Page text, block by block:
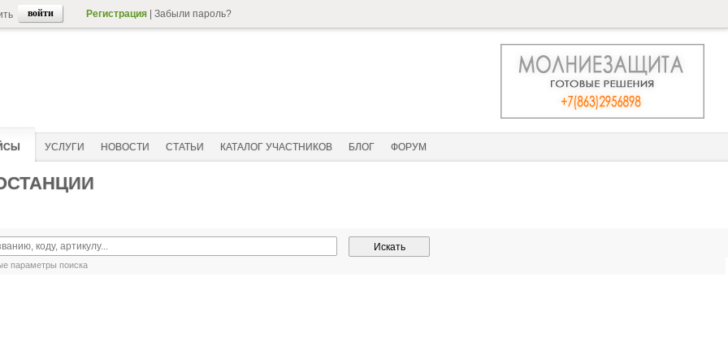
Регистрация Забыли пароль?
УСЛУГИ НОВОСТИ СТАТЬИ КАТАЛОГ УЧАСТНИКОВ БЛОГ ФОРУМ
параметры поиска